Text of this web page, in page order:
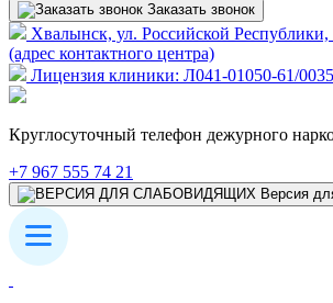
Заказать звонок
Хвалынск, ул. Российской
(адрес контактного центра)
Лицензия клиники: Л041-01050-61/
Круглосуточный телефон дежурного
+7 967 555 74 21
Версия